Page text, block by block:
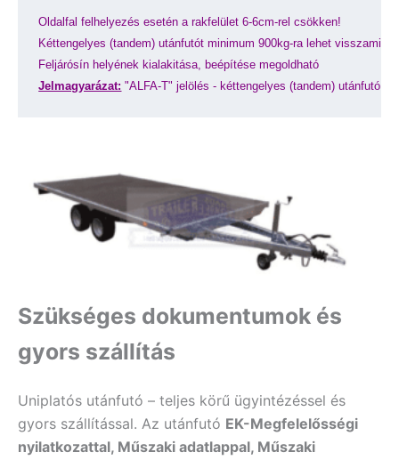
Oldalfal felhelyezés esetén a rakfelület 6-6cm-rel csökken!
Kéttengelyes (tandem) utánfutót minimum 900kg-ra lehet
Feljárósín helyének kialakitása, beépítése megoldható
Jelmagyarázat: "ALFA-T" jelölés - kéttengelyes (tandem) utánfutó
Szükséges dokumentumok és
gyors szállítás
Uniplatós utánfutó – teljes körű ügyintézéssel és
gyors szállítással. Az utánfutó EK-Megfelelősségi
nyilatkozattal, Műszaki adatlappal, Műszaki